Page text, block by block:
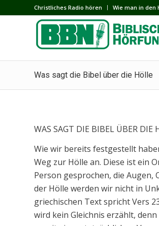
Сhristliches Radio hören Wie man in den
Was sagt die Bibel über die Hölle
WAS SAGT DIE BIBEL ÜBER DIE
Wie wir bereits festgestellt
Weg zur Hölle an. Diese ist ein
Person gesprochen, die Augen,
der Hölle werden wir nicht in
griechischen Text spricht Vers
wird kein Gleichnis erzählt,